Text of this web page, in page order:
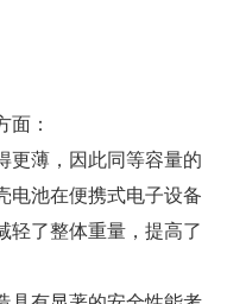
：
更薄，因此同等容量的
电池在便携式电子设备
轻了整体重量，提高了